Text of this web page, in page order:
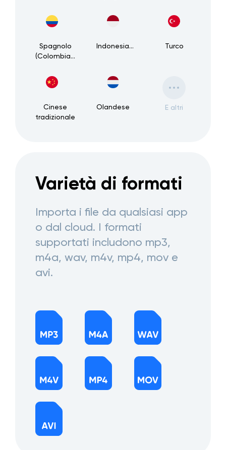
Spagnolo
(Colombiano)
Indonesiano Turco
Cinese
tradizionale
Olandese E altri
Varietà di formati
Importa i file da qualsiasi app
o dal cloud. I formati
supportati includono mp3,
m4a, wav, m4v, mp4, mov e
avi.